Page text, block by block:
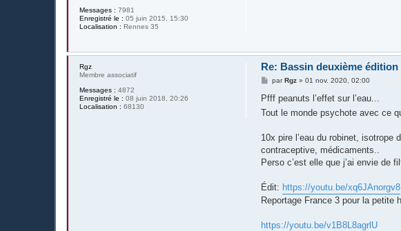
Messages : 7981
Enregistré le : 05 juin 2015, 15:30
Localisation : Rennes 35
Rgz
Membre associatif
Messages : 4872
Enregistré le : 08 juin 2018, 20:26
Localisation : 68130
Re: Bassin deuxième édition
M
s
a
parRgz »01 nov. 2020, 02:00
Pfff peanuts l’effet sur l’eau...
Tout le monde psychote avec ce
10x pire l’eau du robinet,
contraceptive, médicaments..
Perso c’est elle que j’ai envie de
Édit: https://youtu.be/xq6JAnorgv8
Reportage France 3 pour la petite
https://youtu.be/v1B8L8agrlU